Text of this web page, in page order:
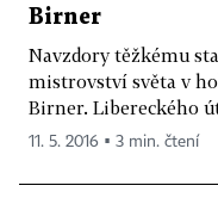
Birner
Navzdory těžkému
mistrovství světa v
Birner. Libereckého
11. 5. 2016 ▪ 3 min. čtení